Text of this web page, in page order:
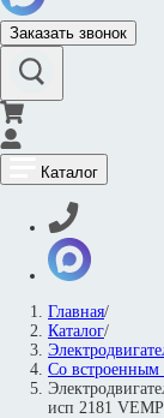
Заказать звонок
Каталог
Главная/
Каталог/
Со встроенным
исп 2181